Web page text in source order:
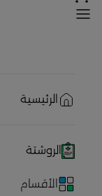
الرئيسية
الروشتة
الأقسام